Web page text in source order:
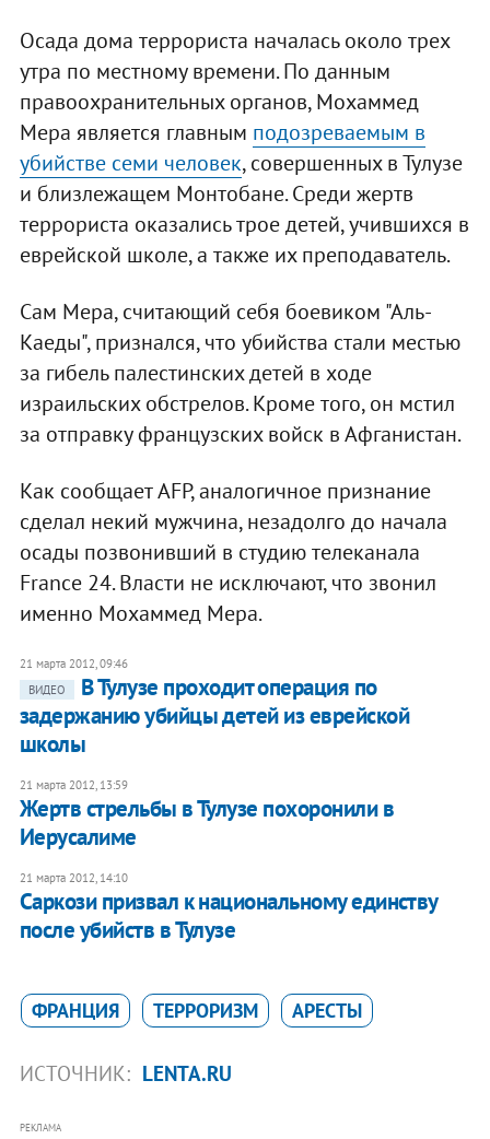
Осада дома террориста началась около трех
утра по местному времени. По данным
правоохранительных органов, Мохаммед
Мера является главным подозреваемым в
убийстве семи человек, совершенных в Тулузе
и близлежащем Монтобане. Среди жертв
террориста оказались трое детей, учившихся в
еврейской школе, а также их преподаватель.
Сам Мера, считающий себя боевиком "Аль-
Каеды", признался, что убийства стали местью
за гибель палестинских детей в ходе
израильских обстрелов. Кроме того, он мстил
за отправку французских войск в Афганистан.
Как сообщает AFP, аналогичное признание
сделал некий мужчина, незадолго до начала
осады позвонивший в студию телеканала
France 24. Власти не исключают, что звонил
именно Мохаммед Мера.
21 марта 2012, 09:46
ВИДЕО
В Тулузе проходит операция по
задержанию убийцы детей из еврейской
школы
21 марта 2012, 13:59
​Жертв стрельбы в Тулузе похоронили в
Иерусалиме
21 марта 2012, 14:10
​Саркози призвал к национальному единству
после убийств в Тулузе
ФРАНЦИЯ ТЕРРОРИЗМ АРЕСТЫ
ИСТОЧНИК: LENTA.RU
РЕКЛАМА